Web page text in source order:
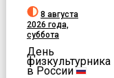
8 августа
2026 года,
суббота
День
физкультурника
в России